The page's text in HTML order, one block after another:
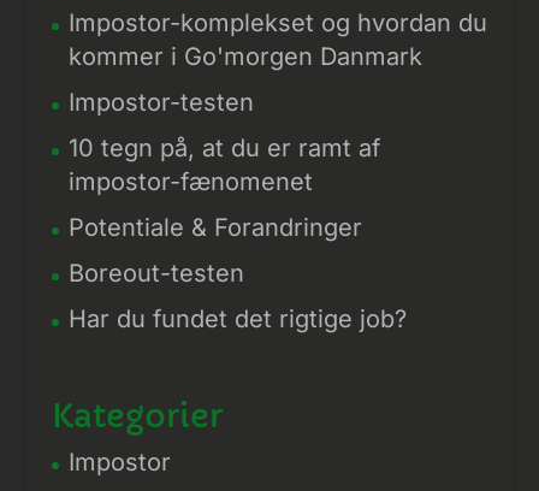
Impostor-komplekset og hvordan du
kommer i Go'morgen Danmark
Impostor-testen
10 tegn på, at du er ramt af
impostor-fænomenet
Potentiale & Forandringer
Boreout-testen
Har du fundet det rigtige job?
Kategorier
Impostor